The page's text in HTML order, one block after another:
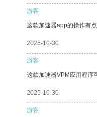
游客
这款加速器app的操作有
2025-10-30
游客
这款加速器VPM应用程序
2025-10-30
游客